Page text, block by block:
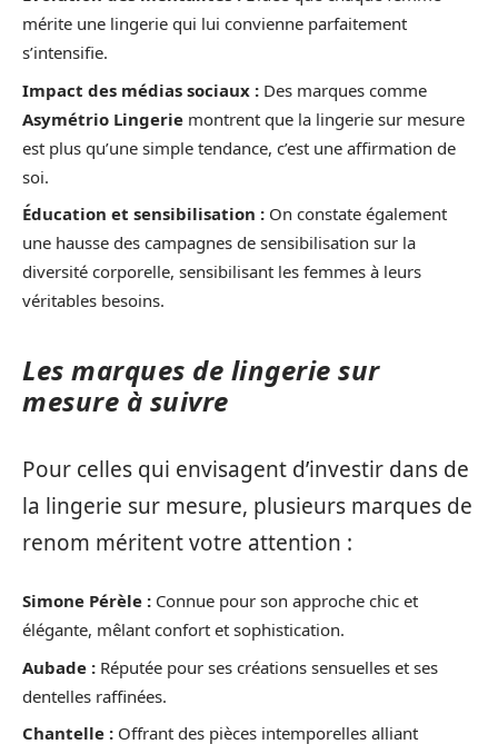
mérite une lingerie qui lui convienne parfaitement
s’intensifie.
Impact des médias sociaux : Des marques comme
Asymétrio Lingerie montrent que la lingerie sur mesure
est plus qu’une simple tendance, c’est une affirmation de
soi.
Éducation et sensibilisation : On constate également
une hausse des campagnes de sensibilisation sur la
diversité corporelle, sensibilisant les femmes à leurs
véritables besoins.
Les marques de lingerie sur
mesure à suivre
Pour celles qui envisagent d’investir dans de
la lingerie sur mesure, plusieurs marques de
renom méritent votre attention :
Simone Pérèle : Connue pour son approche chic et
élégante, mêlant confort et sophistication.
Aubade : Réputée pour ses créations sensuelles et ses
dentelles raffinées.
Chantelle : Offrant des pièces intemporelles alliant